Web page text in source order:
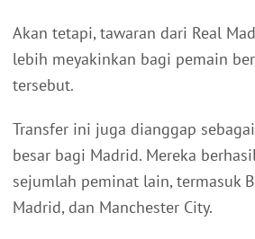
Akan tetapi, tawaran dari Real
lebih meyakinkan bagi pemain
tersebut.
Transfer ini juga dianggap
besar bagi Madrid. Mereka
sejumlah peminat lain, termasuk
Madrid, dan Manchester City.